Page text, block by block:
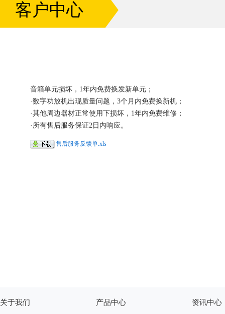
客户中心
音箱单元损坏，1年内免费换发新单元；
·数字功放机出现质量问题，3个月内免费换新机；
·其他周边器材正常使用下损坏，1年内免费维修；
·所有售后服务保证2日内响应。
售后服务反馈单.xls
关于我们 产品中心 资讯中心